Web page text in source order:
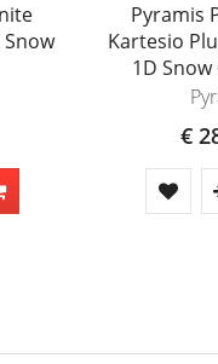
Snow
Pyramis
Kartesio
1D Snow
€